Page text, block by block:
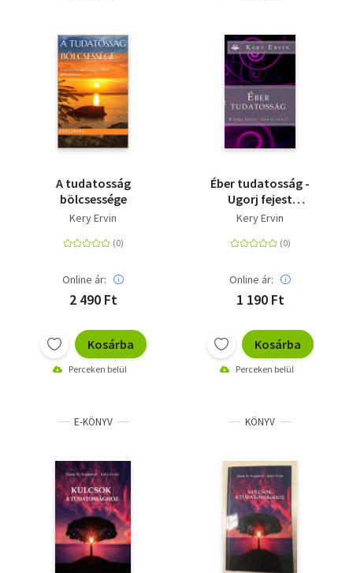
A tudatosság
bölcsessége
Kery Ervin
Online ár:
2 490 Ft
Kosárba
Perceken belül
Éber tudatosság -
Ugorj fejest
önmagadba!
Kery Ervin
Online ár:
1 190 Ft
Kosárba
Perceken belül
E-KÖNYV KÖNYV